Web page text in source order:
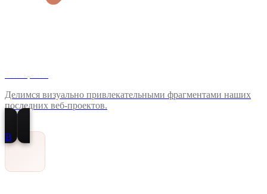
Делимся визуально привлекательными фрагментами наших
последних веб-проектов.
В